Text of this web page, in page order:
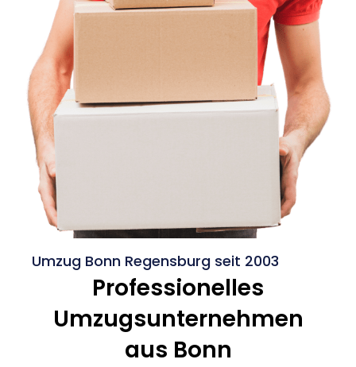
Umzug Bonn Regensburg seit 2003
Professionelles
Umzugsunternehmen
aus Bonn